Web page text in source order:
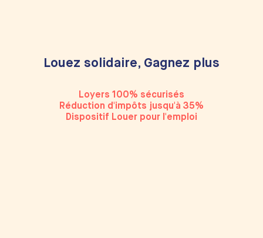
Louez solidaire, Gagnez plus
Loyers 100% sécurisés
Réduction d'impôts jusqu'à 35%
Dispositif Louer pour l'emploi